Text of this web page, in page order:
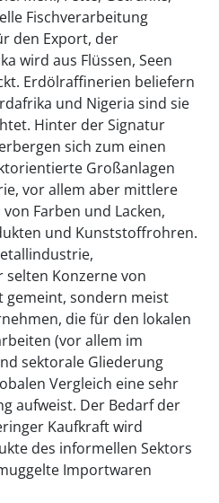
Fischverarbeitung
den Export, der
wird aus Flüssen, Seen
Erdölraffinerien beliefern
und Nigeria sind sie
Hinter der Signatur
sich zum einen
Großanlagen
vor allem aber mittlere
Farben und Lacken,
und Kunststoffrohren.
selten Konzerne von
gemeint, sondern meist
die für den lokalen
(vor allem im
sektorale Gliederung
Vergleich eine sehr
aufweist. Der Bedarf der
Kaufkraft wird
des informellen Sektors
Importwaren